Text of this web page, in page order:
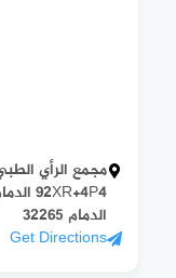
مجمع الرأي
الدمام 32265
Get Directions